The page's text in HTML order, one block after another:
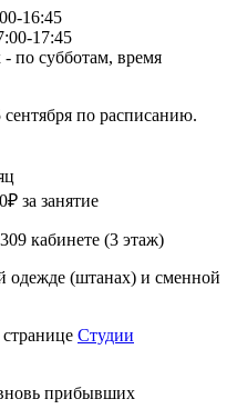
16:45
17:45
по субботам, время
по расписанию.
за занятие
кабинете (3 этаж)
одежде (штанах) и сменной
Студии
прибывших